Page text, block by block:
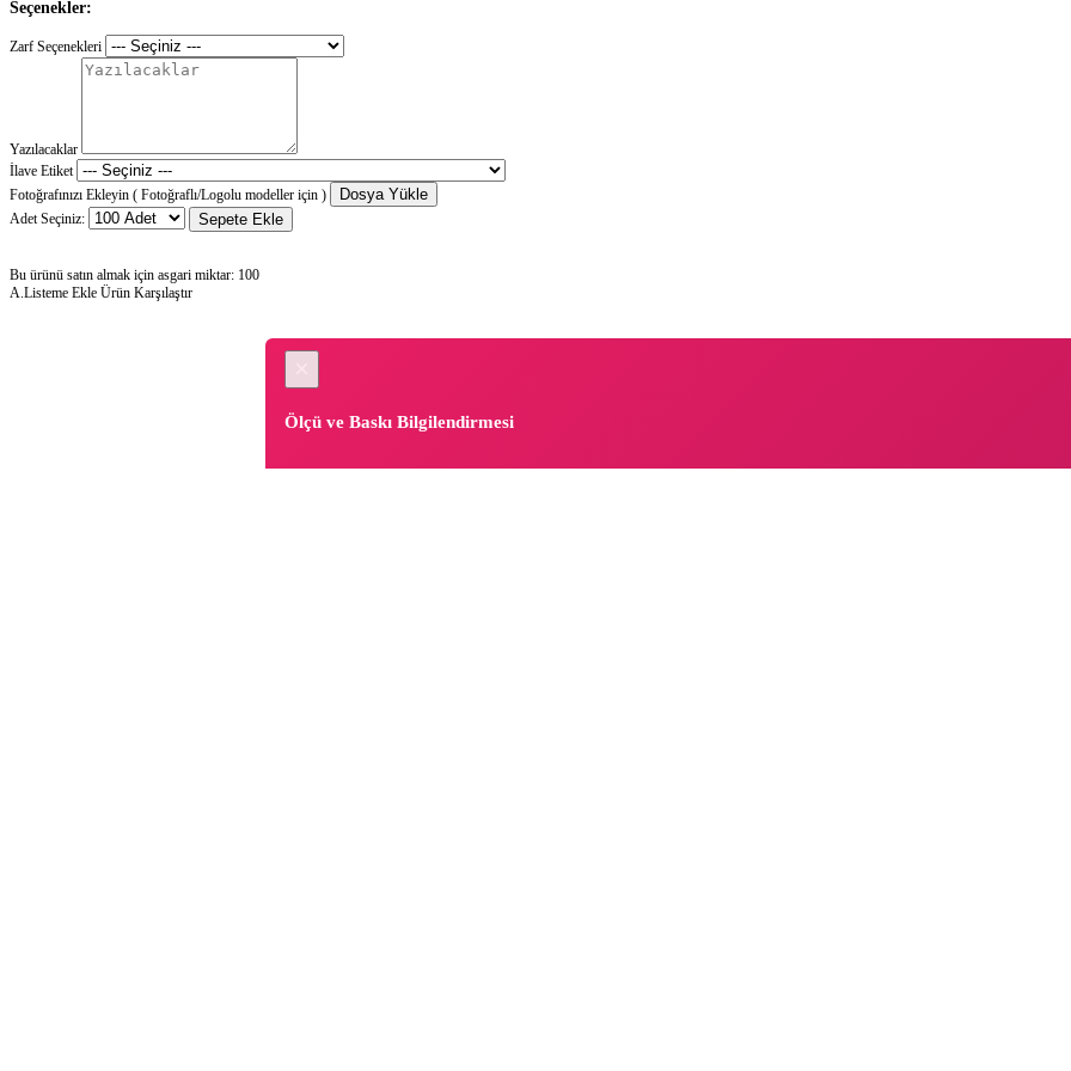
Seçenekler:
Zarf Seçenekleri
Yazılacaklar
İlave Etiket
Fotoğrafınızı Ekleyin ( Fotoğraflı/Logolu modeller için )
Dosya Yükle
Adet Seçiniz: Sepete Ekle
Bu ürünü satın almak için asgari miktar: 100
A.Listeme Ekle Ürün Karşılaştır
Ölçü ve Baskı Bilgilendirmesi